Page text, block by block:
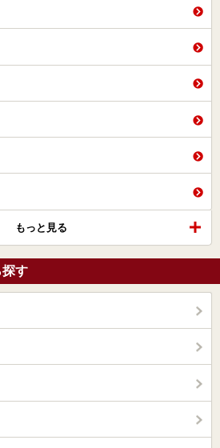
もっと見る
す